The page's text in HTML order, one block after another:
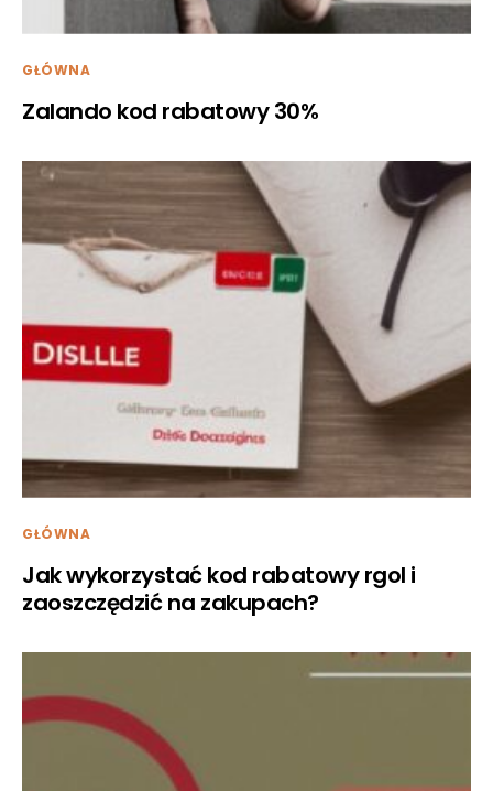
GŁÓWNA
Zalando kod rabatowy 30%
GŁÓWNA
Jak wykorzystać kod rabatowy rgol i
zaoszczędzić na zakupach?